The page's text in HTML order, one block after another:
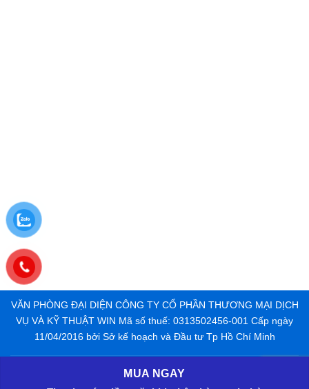
MUA NGAY
VĂN PHÒNG ĐẠI DIỆN CÔNG TY CỔ PHẦN THƯƠNG MẠI DỊCH
VỤ VÀ KỸ THUẬT WIN Mã số thuế: 0313502456-001 Cấp ngày
11/04/2016 bởi Sở kế hoạch và Đầu tư Tp Hồ Chí Minh
CUAGOSAIGON.COM | CỬA GỖ CÔNG NGHIỆP | CỬA NHỰA